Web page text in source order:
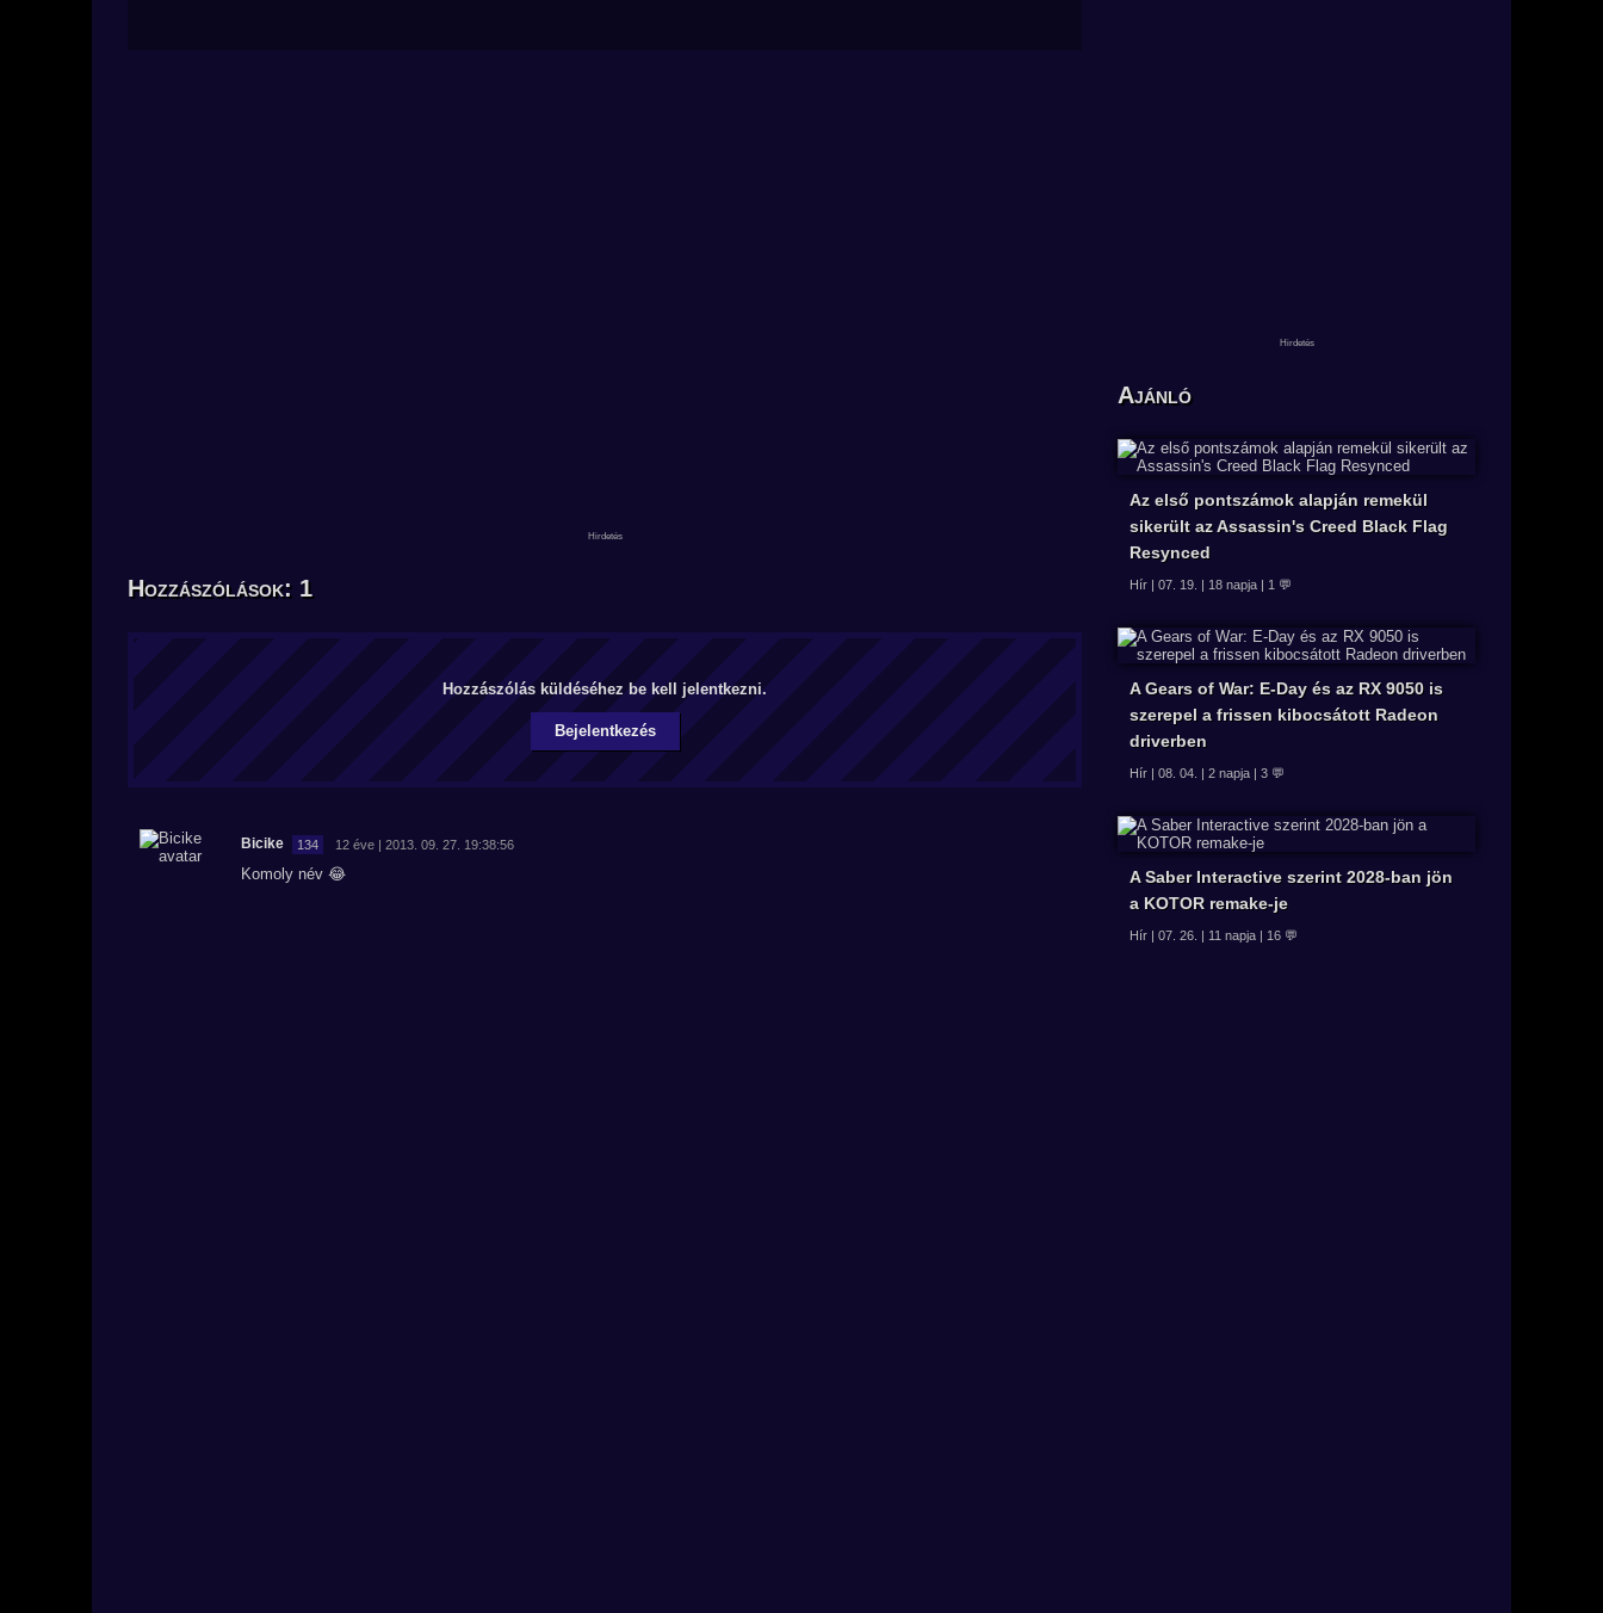
Hozzászólások: 1
Hozzászólás küldéséhez be kell jelentkezni.
Bejelentkezés
Bicike 134 12 éve | 2013. 09. 27. 19:38:56
Komoly név 😂
Ajánló
Az első pontszámok alapján remekül
sikerült az Assassin's Creed Black Flag
Resynced
Hír | 07. 19. | 18 napja | 1 💬
A Gears of War: E-Day és az RX 9050 is
szerepel a frissen kibocsátott Radeon
driverben
Hír | 08. 04. | 2 napja | 3 💬
A Saber Interactive szerint 2028-ban jön
a KOTOR remake-je
Hír | 07. 26. | 11 napja | 16 💬